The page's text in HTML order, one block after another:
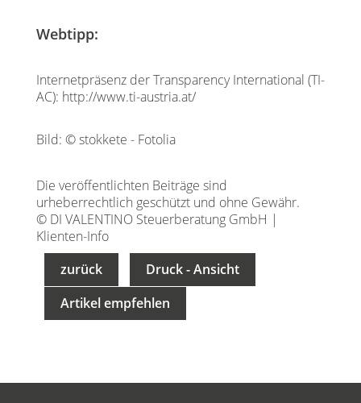
Webtipp:
Internetpräsenz der Transparency International (TI-
AC): http://www.ti-austria.at/
Bild: © stokkete - Fotolia
Die veröffentlichten Beiträge sind
urheberrechtlich geschützt und ohne Gewähr.
© DI VALENTINO Steuerberatung GmbH |
Klienten-Info
zurück
Druck - Ansicht
Artikel empfehlen